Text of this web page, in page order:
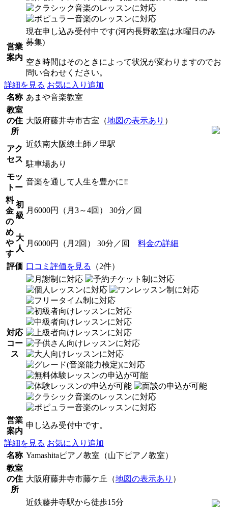
営業
案内
現在申し込み受付中です(河内長野教室は水曜日のみ
募集)
空き時間はそのときによって状況が変わりますのでお
問い合わせください。
詳細を見る お気に入り追加
名称 あまや音楽教室
教室
の住
所
大阪府藤井寺市古室（地図の表示あり ）
アク
セス
近鉄南大阪線土師ノ里駅
駐車場あり
モッ
トー
音楽を通して人生を豊かに‼️
料
金
の
め
や
す
初
級
月6000円（月3～4回） 30分／回
大
人
月6000円（月2回） 30分／回 料金の詳細
評価 口コミ評価を見る （2件）
対応
コー
ス
営業
案内
申し込み受付中です。
詳細を見る お気に入り追加
名称 Yamashitaピアノ教室（山下ピアノ教室）
教室
の住
所
大阪府藤井寺市藤ケ丘（地図の表示あり ）
近鉄藤井寺駅から徒歩15分